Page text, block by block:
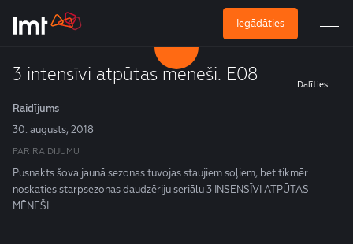
Iegādāties
3 intensīvi atpūtas mēneši. E08 Dalīties
Raidījums
30. augusts, 2018
PAR RAIDĪJUMU
Pusnakts šova jaunā sezonas tuvojas staujiem soļiem, bet tikmēr
noskaties starpsezonas daudzēriju seriālu 3 INSENSĪVI ATPŪTAS
MĒNEŠI.